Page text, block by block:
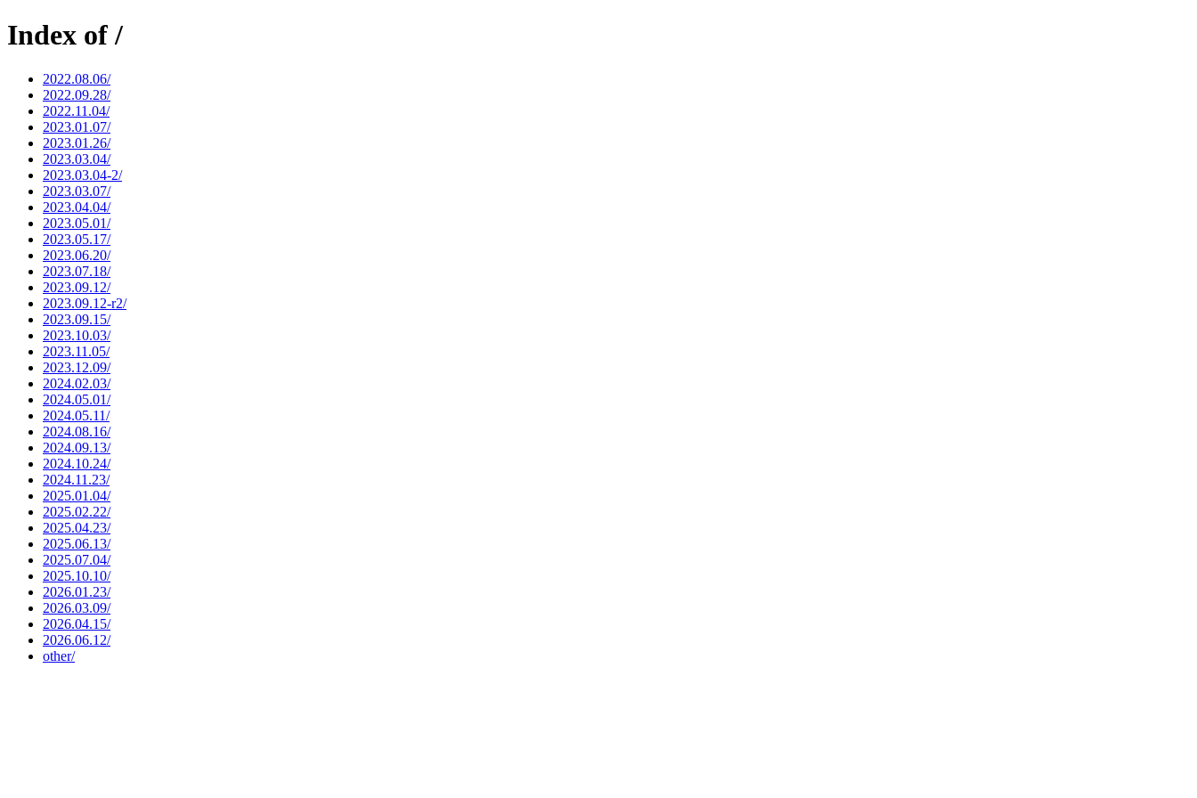
Index of /
2022.08.06/
2022.09.28/
2022.11.04/
2023.01.07/
2023.01.26/
2023.03.04/
2023.03.04-2/
2023.03.07/
2023.04.04/
2023.05.01/
2023.05.17/
2023.06.20/
2023.07.18/
2023.09.12/
2023.09.12-r2/
2023.09.15/
2023.10.03/
2023.11.05/
2023.12.09/
2024.02.03/
2024.05.01/
2024.05.11/
2024.08.16/
2024.09.13/
2024.10.24/
2024.11.23/
2025.01.04/
2025.02.22/
2025.04.23/
2025.06.13/
2025.07.04/
2025.10.10/
2026.01.23/
2026.03.09/
2026.04.15/
2026.06.12/
other/